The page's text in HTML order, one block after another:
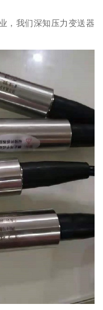
，我们深知压力变送器